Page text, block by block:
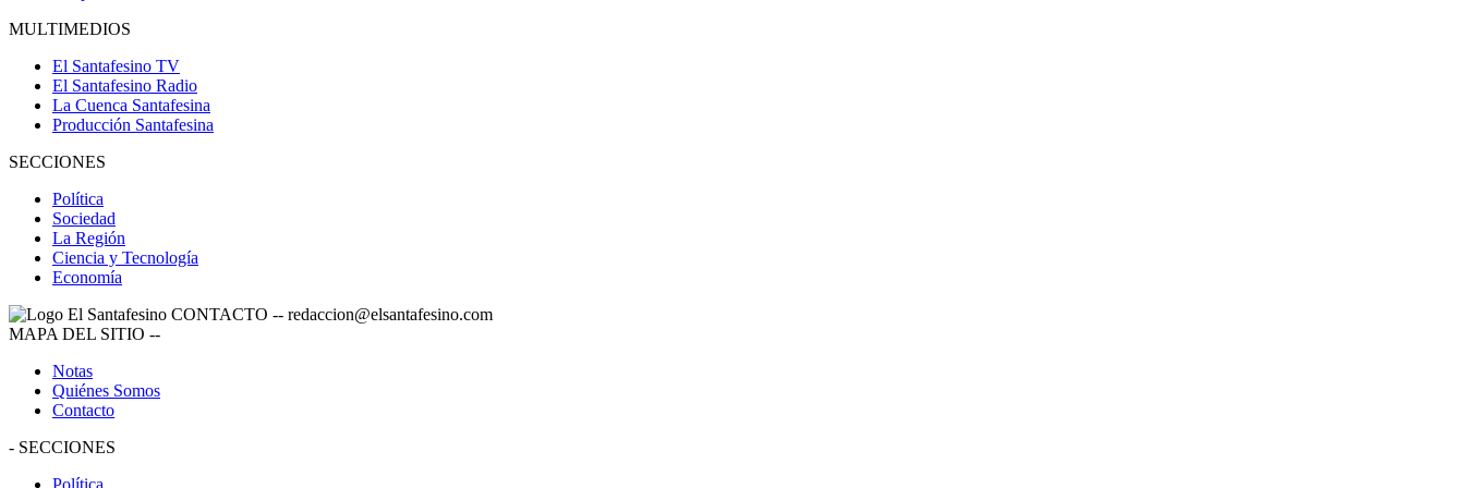
MULTIMEDIOS
El Santafesino TV
El Santafesino Radio
La Cuenca Santafesina
Producción Santafesina
SECCIONES
Política
Sociedad
La Región
Ciencia y Tecnología
Economía
CONTACTO -- redaccion@elsantafesino.com
MAPA DEL SITIO --
Notas
Quiénes Somos
Contacto
- SECCIONES